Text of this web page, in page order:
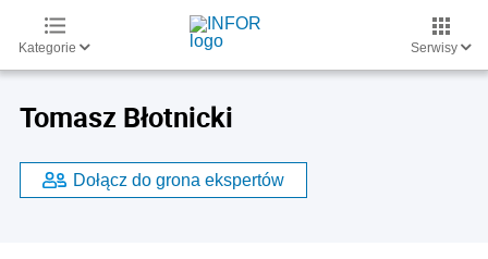
Kategorie Serwisy
Tomasz Błotnicki
Dołącz do grona ekspertów